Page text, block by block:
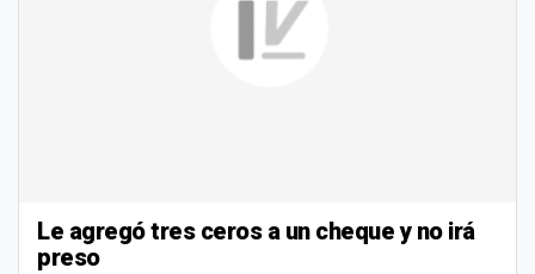
Le agregó tres ceros a un cheque y no irá
preso